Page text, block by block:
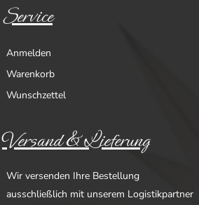
Service
Anmelden
Warenkorb
Wunschzettel
Versand & Lieferung
Wir versenden Ihre Bestellung
ausschließlich mit unserem Logistikpartner